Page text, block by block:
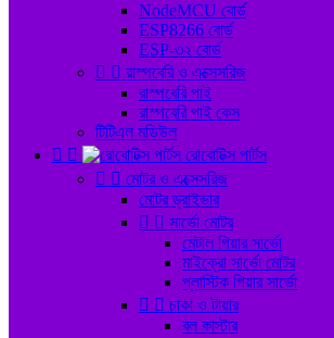
NodeMCU বোর্ড
ESP8266 বোর্ড
ESP-৩২ বোর্ড
  রাস্পবেরি ও এক্সেসরিজ
রাস্পবেরি পাই
রাস্পবেরি পাই কেস
টিটিএল মডিউল
 
রোবোটিক্স পার্টস
  মোটর ও এক্সেসরিজ
মোটর ড্রাইভার
  সার্ভো মোটর
মেটাল গিয়ার সার্ভো
মাইক্রো সার্ভো মোটর
প্লাস্টিক গিয়ার সার্ভো
  চাকা ও টায়ার
বল কাস্টার